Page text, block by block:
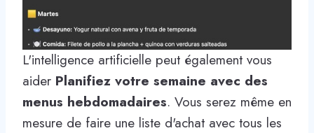
L'intelligence artificielle peut également vous
aider Planifiez votre semaine avec des
menus hebdomadaires. Vous serez même en
mesure de faire une liste d'achat avec tous les